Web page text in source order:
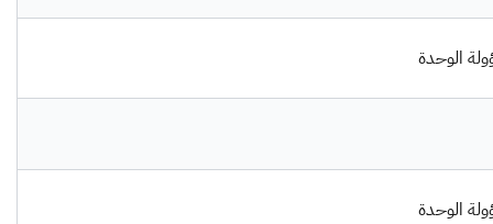
الوحدة
الوحدة